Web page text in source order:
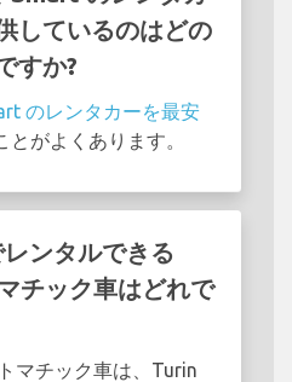
しているのはどの
すか?
のレンタカーを最安
がよくあります。
ンタルできる
チック車はどれで
マチック車は、Turin